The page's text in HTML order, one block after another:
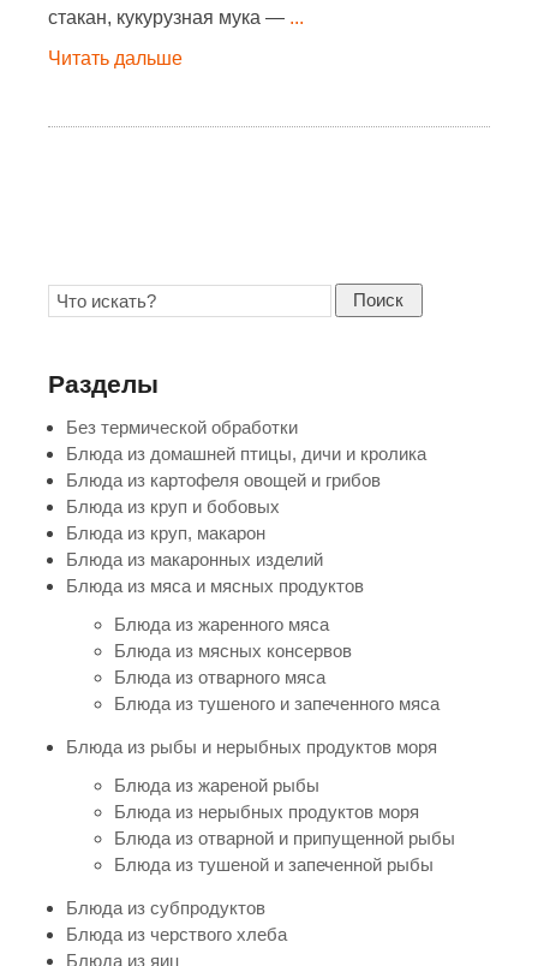
стакан, кукурузная мука — ...
Читать дальше
Поиск
Разделы
Без термической обработки
Блюда из домашней птицы, дичи и кролика
Блюда из картофеля овощей и грибов
Блюда из круп и бобовых
Блюда из круп, макарон
Блюда из макаронных изделий
Блюда из мяса и мясных продуктов
Блюда из жаренного мяса
Блюда из мясных консервов
Блюда из отварного мяса
Блюда из тушеного и запеченного мяса
Блюда из рыбы и нерыбных продуктов моря
Блюда из жареной рыбы
Блюда из нерыбных продуктов моря
Блюда из отварной и припущенной рыбы
Блюда из тушеной и запеченной рыбы
Блюда из субпродуктов
Блюда из черствого хлеба
Блюда из яиц